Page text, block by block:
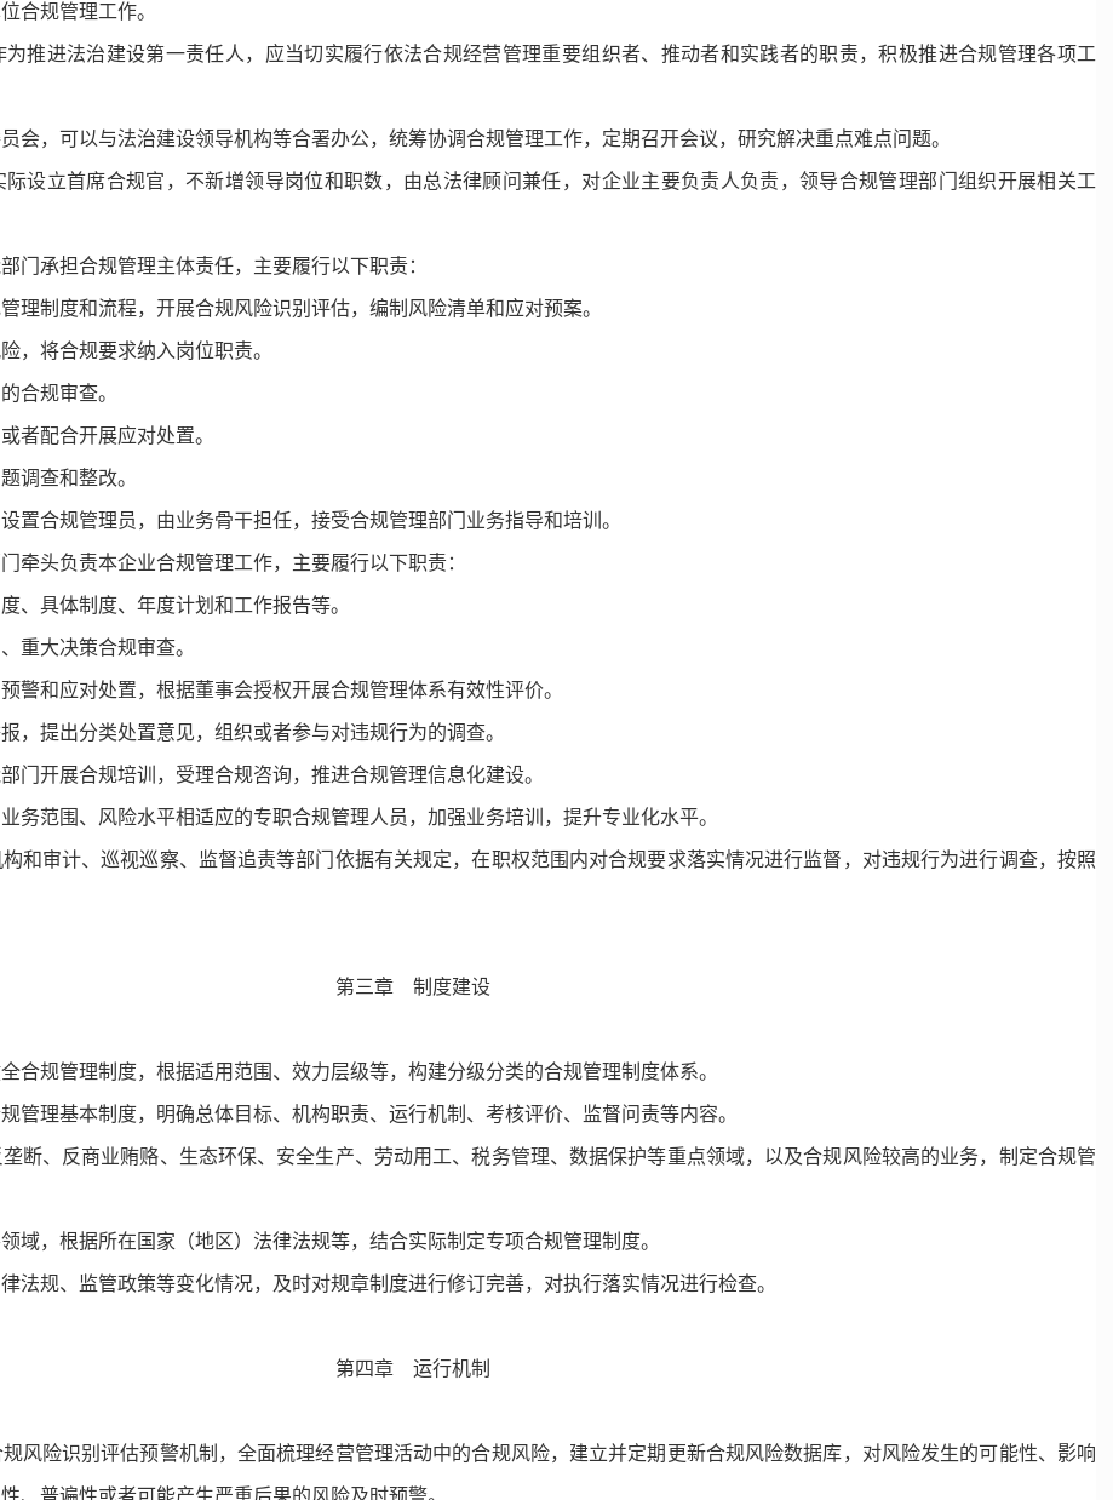
合规管理工作。
推进法治建设第一责任人，应当切实履行依法合规经营管理重要组织者、推动者和实践者的职责，积极推进合规管理各项工
，可以与法治建设领导机构等合署办公，统筹协调合规管理工作，定期召开会议，研究解决重点难点问题。
设立首席合规官，不新增领导岗位和职数，由总法律顾问兼任，对企业主要负责人负责，领导合规管理部门组织开展相关工
承担合规管理主体责任，主要履行以下职责：
理制度和流程，开展合规风险识别评估，编制风险清单和应对预案。
，将合规要求纳入岗位职责。
合规审查。
者配合开展应对处置。
调查和整改。
置合规管理员，由业务骨干担任，接受合规管理部门业务指导和培训。
头负责本企业合规管理工作，主要履行以下职责：
、具体制度、年度计划和工作报告等。
重大决策合规审查。
警和应对处置，根据董事会授权开展合规管理体系有效性评价。
，提出分类处置意见，组织或者参与对违规行为的调查。
门开展合规培训，受理合规咨询，推进合规管理信息化建设。
务范围、风险水平相适应的专职合规管理人员，加强业务培训，提升专业化水平。
审计、巡视巡察、监督追责等部门依据有关规定，在职权范围内对合规要求落实情况进行监督，对违规行为进行调查，按照
第三章 制度建设
规管理制度，根据适用范围、效力层级等，构建分级分类的合规管理制度体系。
理基本制度，明确总体目标、机构职责、运行机制、考核评价、监督问责等内容。
、反商业贿赂、生态环保、安全生产、劳动用工、税务管理、数据保护等重点领域，以及合规风险较高的业务，制定合规管
域，根据所在国家（地区）法律法规等，结合实际制定专项合规管理制度。
规、监管政策等变化情况，及时对规章制度进行修订完善，对执行落实情况进行检查。
第四章 运行机制
险识别评估预警机制，全面梳理经营管理活动中的合规风险，建立并定期更新合规风险数据库，对风险发生的可能性、影响
、普遍性或者可能产生严重后果的风险及时预警。